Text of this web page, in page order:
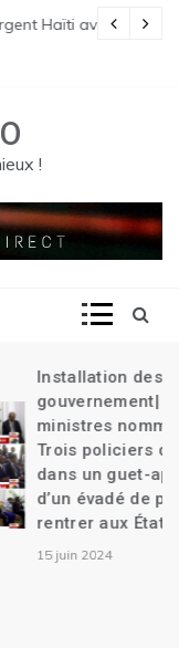
s’alourdit| La
avec « Tokay »
!
du
anciens
à la primature|
assassinés
L’arrestation
qui s’apprête à
Unis